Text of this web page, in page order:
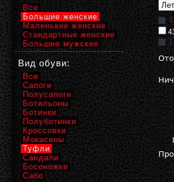
1
Все
Большие женские
Маленькие женские
Стандартные женские
Большие мужские
Вид обуви:
Все
Сапоги
Полусапоги
Ботильоны
Ботинки
Полуботинки
Кроссовки
Мокасины
Туфли
Сандали
Босоножки
Сабо